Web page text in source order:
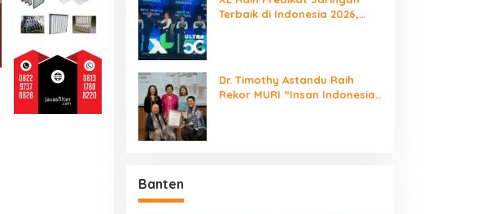
Terbaik di Indonesia 2026,
Dr. Timothy Astandu Raih
Rekor MURI “Insan Indonesia
Banten